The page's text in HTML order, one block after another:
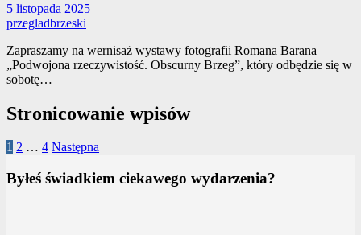
5 listopada 2025
przegladbrzeski
Zapraszamy na wernisaż wystawy fotografii Romana Barana
„Podwojona rzeczywistość. Obscurny Brzeg”, który odbędzie się w
sobotę…
Stronicowanie wpisów
1 2 … 4 Następna
Byłeś świadkiem ciekawego wydarzenia?